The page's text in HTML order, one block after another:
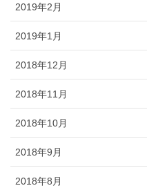
2019年2月
2019年1月
2018年12月
2018年11月
2018年10月
2018年9月
2018年8月